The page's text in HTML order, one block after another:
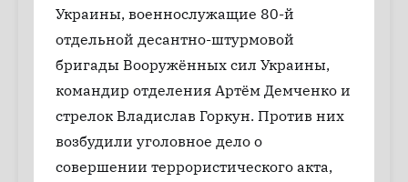
Украины, военнослужащие 80-й
отдельной десантно-штурмовой
бригады Вооружённых сил Украины,
командир отделения Артём Демченко и
стрелок Владислав Горкун. Против них
возбудили уголовное дело о
совершении террористического акта,